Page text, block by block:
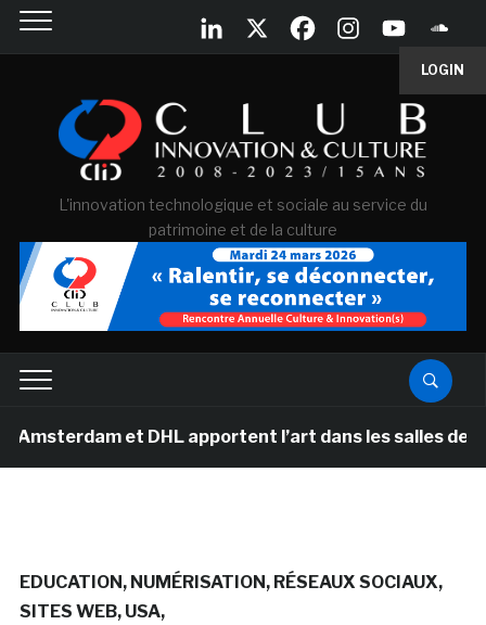
LOGIN
L'innovation technologique et sociale au service du
patrimoine et de la culture
et DHL apportent l’art dans les salles de
EDUCATION NUMÉRISATION
RÉSEAUX SOCIAUX
SITES WEB USA